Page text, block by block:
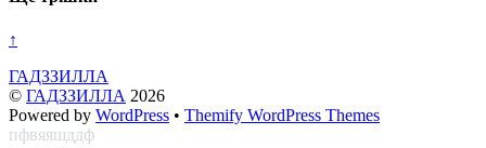
↑
ГАДЗЗИЛЛА
© ГАДЗЗИЛЛА 2026
Powered by WordPress • Themify WordPress Themes
пфвяяшддф